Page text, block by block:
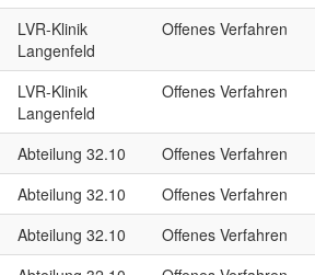
LVR-Klinik
Langenfeld
Offenes Verfahren
LVR-Klinik
Langenfeld
Offenes Verfahren
Abteilung 32.10 Offenes Verfahren
Abteilung 32.10 Offenes Verfahren
Abteilung 32.10 Offenes Verfahren